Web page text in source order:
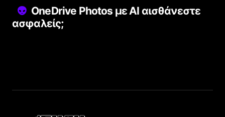
OneDrive Photos με AI αισθάνεστε
ασφαλείς;